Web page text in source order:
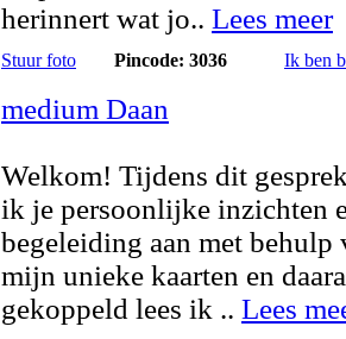
herinnert wat jo.. Lees meer
Stuur foto Pincode: 3036 Ik ben
medium Daan
Welkom! Tijdens dit
ik je persoonlijke inzichten
begeleiding aan met behulp
mijn unieke kaarten en
gekoppeld lees ik .. Lees